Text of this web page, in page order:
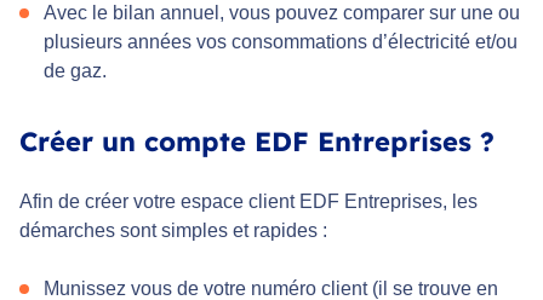
Avec le bilan annuel, vous pouvez comparer sur une ou
plusieurs années vos consommations d’électricité et/ou
de gaz.
Créer un compte EDF Entreprises ?
Afin de créer votre espace client EDF Entreprises, les
démarches sont simples et rapides :
Munissez vous de votre numéro client (il se trouve en